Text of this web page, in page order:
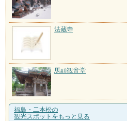
法蔵寺
馬頭観音堂
福島・二本松の
観光スポットをもっと見る